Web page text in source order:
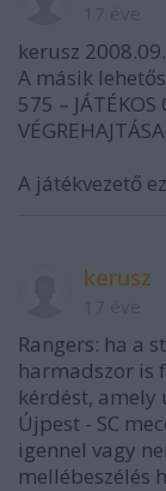
kerusz
A másik
575 – JÁTÉKOS
VÉGREHAJTÁSA
A játékvezető
kerusz
Rangers: ha a
harmadszor is
kérdést, amely
Újpest - SC
igennel vagy
mellébeszélés